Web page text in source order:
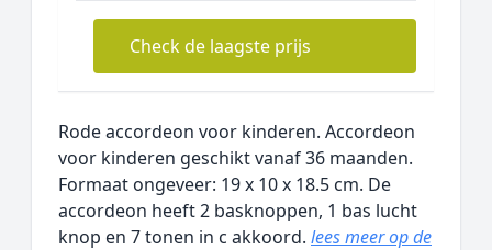
Check de laagste prijs
Rode accordeon voor kinderen. Accordeon
voor kinderen geschikt vanaf 36 maanden.
Formaat ongeveer: 19 x 10 x 18.5 cm. De
accordeon heeft 2 basknoppen, 1 bas lucht
knop en 7 tonen in c akkoord. lees meer op de